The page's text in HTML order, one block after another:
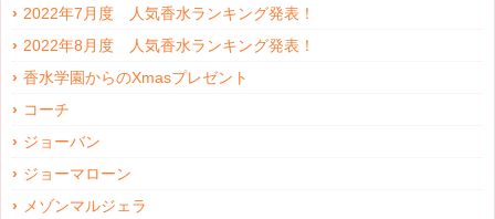
2022年7月度 人気香水ランキング発表！
2022年8月度 人気香水ランキング発表！
香水学園からのXmasプレゼント
コーチ
ジョーバン
ジョーマローン
メゾンマルジェラ